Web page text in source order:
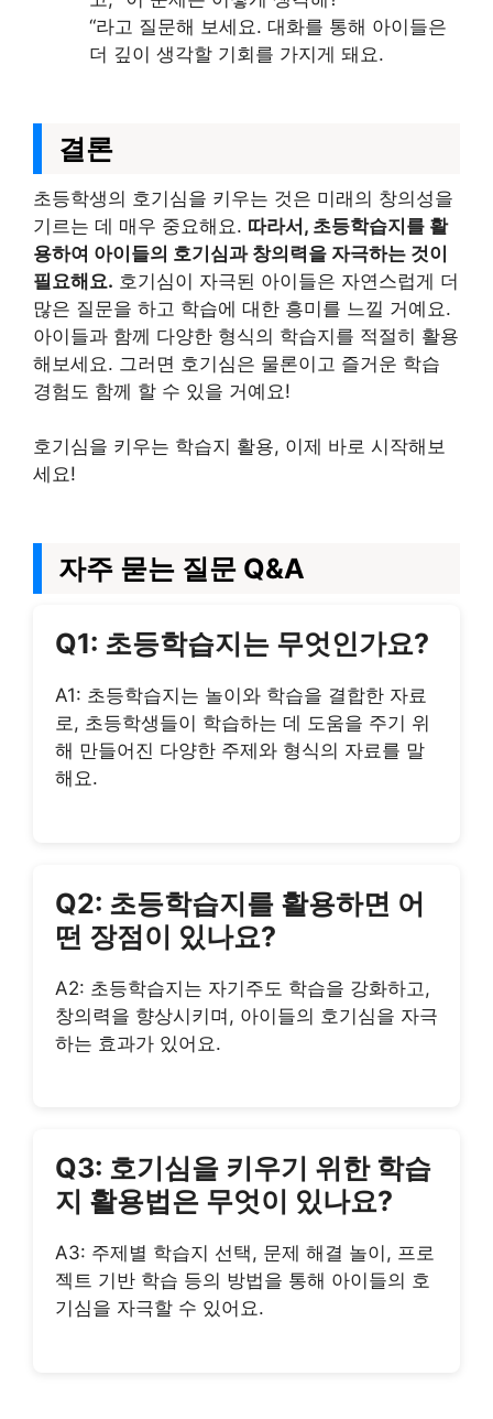
“라고 질문해 보세요. 대화를 통해 아이들은
더 깊이 생각할 기회를 가지게 돼요.
결론
초등학생의 호기심을 키우는 것은 미래의 창의성을
기르는 데 매우 중요해요. 따라서, 초등학습지를 활
용하여 아이들의 호기심과 창의력을 자극하는 것이
필요해요. 호기심이 자극된 아이들은 자연스럽게 더
많은 질문을 하고 학습에 대한 흥미를 느낄 거예요.
아이들과 함께 다양한 형식의 학습지를 적절히 활용
해보세요. 그러면 호기심은 물론이고 즐거운 학습
경험도 함께 할 수 있을 거예요!
호기심을 키우는 학습지 활용, 이제 바로 시작해보
세요!
자주 묻는 질문 Q&A
Q1: 초등학습지는 무엇인가요?
A1: 초등학습지는 놀이와 학습을 결합한 자료
로, 초등학생들이 학습하는 데 도움을 주기 위
해 만들어진 다양한 주제와 형식의 자료를 말
해요.
Q2: 초등학습지를 활용하면 어
떤 장점이 있나요?
A2: 초등학습지는 자기주도 학습을 강화하고,
창의력을 향상시키며, 아이들의 호기심을 자극
하는 효과가 있어요.
Q3: 호기심을 키우기 위한 학습
지 활용법은 무엇이 있나요?
A3: 주제별 학습지 선택, 문제 해결 놀이, 프로
젝트 기반 학습 등의 방법을 통해 아이들의 호
기심을 자극할 수 있어요.